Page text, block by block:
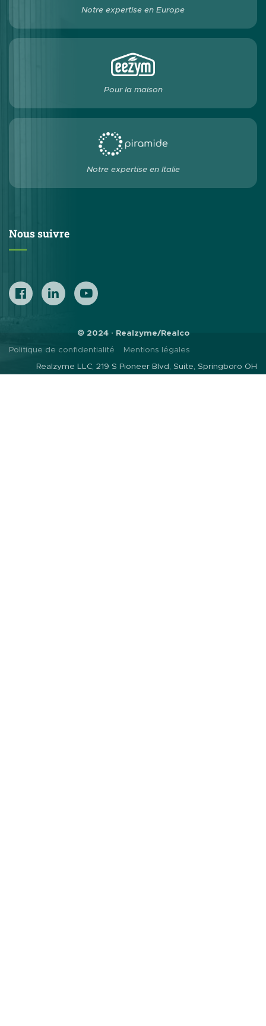
Notre expertise en Europe
Pour la maison
Notre expertise en Italie
Nous suivre
© 2024 · Realzyme/Realco
Politique de confidentialité
Mentions légales
Realzyme LLC, 219 S Pioneer Blvd, Suite, Springboro OH